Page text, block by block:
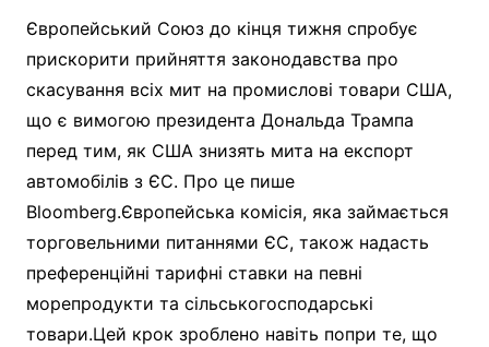
Європейський Союз до кінця тижня спробує
прискорити прийняття законодавства про
скасування всіх мит на промислові товари США,
що є вимогою президента Дональда Трампа
перед тим, як США знизять мита на експорт
автомобілів з ЄС. Про це пише
Bloomberg.Європейська комісія, яка займається
торговельними питаннями ЄС, також надасть
преференційні тарифні ставки на певні
морепродукти та сільськогосподарські
товари.Цей крок зроблено навіть попри те, що